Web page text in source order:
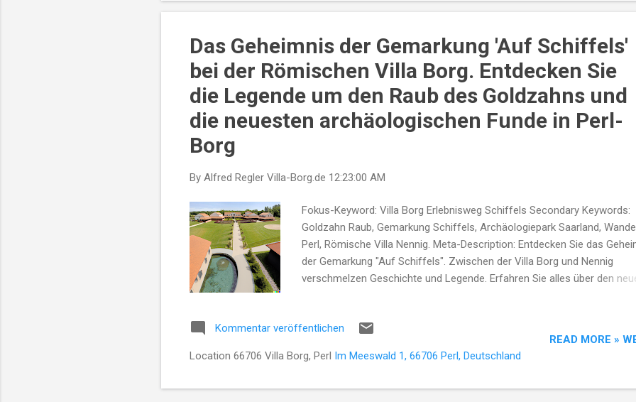
). Doch was hat es mit den Berichten über den außergewöhnlichen
Handelsroute...
Das Geheimnis der Gemarkung 'Auf Schiffels'
bei der Römischen Villa Borg. Entdecken Sie
die Legende um den Raub des Goldzahns und
die neuesten archäologischen Funde in Perl-
Borg
By Alfred Regler Villa-Borg.de 12:23:00 AM
Fokus-Keyword: Villa Borg Erlebnisweg Schiffels Secondary Keywords:
Goldzahn Raub, Gemarkung Schiffels, Archäologiepark Saarland,
Perl, Römische Villa Nennig. Meta-Description: Entdecken Sie das
der Gemarkung "Auf Schiffels". Zwischen der Villa Borg und Nennig
verschmelzen Geschichte und Legende. Erfahren Sie alles über den
uns zurück in die dunkelsten Stunden des Saargaus . Während Hannes
Gegenwart den Zahn im Labor unter das Mikroskop legt, erfahren wir,
Gold überhaupt in den Boden von Schiffels kam. Die Kälte in jenem
Kommentar veröffentlichen
Location 66706 Villa Borg, Perl Im Meeswald 1, 66706 Perl, Deutschland
READ MORE »